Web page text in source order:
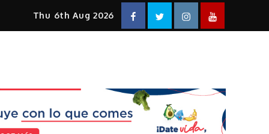
Thu 6th Aug 2026 FacebookTwitterInstagramYouTube